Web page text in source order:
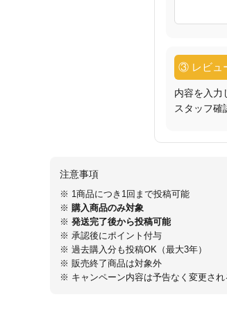
③ レビュ
内容を入力
スタッフ確
注意事項
※ 1商品につき1回まで投稿可能
※ 購入商品のみ対象
※ 発送完了後から投稿可能
※ 承認後にポイント付与
※ 過去購入分も投稿OK（最大3年）
※ 販売終了商品は対象外
※ キャンペーン内容は予告なく変更され